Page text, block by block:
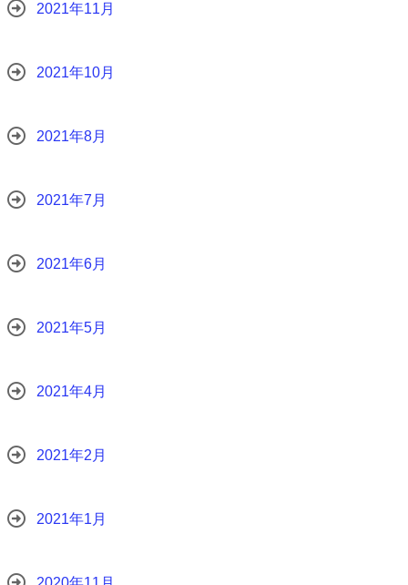
2021年11月
2021年10月
2021年8月
2021年7月
2021年6月
2021年5月
2021年4月
2021年2月
2021年1月